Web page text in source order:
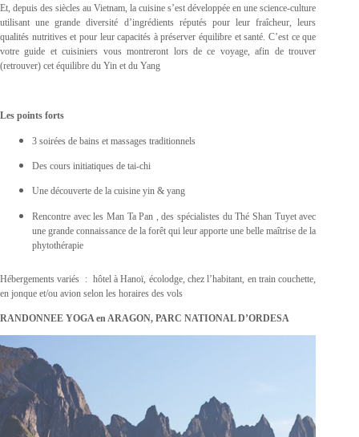
Et, depuis des siècles au Vietnam, la cuisine s’est développée en une science-culture
utilisant une grande diversité d’ingrédients réputés pour leur fraîcheur, leurs
qualités nutritives et pour leur capacités à préserver équilibre et santé. C’est ce que
votre guide et cuisiniers vous montreront lors de ce voyage, afin de trouver
(retrouver) cet équilibre du Yin et du Yang
Les points forts
3 soirées de bains et massages traditionnels
Des cours initiatiques de tai-chi
Une découverte de la cuisine yin & yang
Rencontre avec les Man Ta Pan , des spécialistes du Thé Shan Tuyet avec
une grande connaissance de la forêt qui leur apporte une belle maîtrise de la
phytothérapie
Hébergements variés : hôtel à Hanoï, écolodge, chez l’habitant, en train couchette,
en jonque et/ou avion selon les horaires des vols
RANDONNEE YOGA en ARAGON, PARC NATIONAL D’ORDESA